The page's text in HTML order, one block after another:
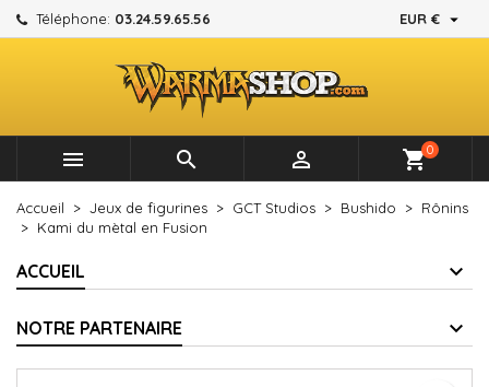
Téléphone: 03.24.59.65.56 EUR € 
   shopping_cart0
Accueil Jeux de figurines GCT Studios Bushido
Rônins
Kami du mètal en Fusion
ACCUEIL
NOTRE PARTENAIRE
Mes listes d'envies ×
Créer une nouvelle liste
Créer une liste d'envies ×
Nom de la liste d'envies
Annuler Créer une liste d'envies
Connexion ×
Vous devez être connecté pour ajouter des produits à
votre liste d'envies.